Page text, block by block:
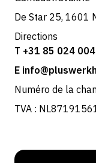
De Star 25, 1601
Directions
T +31 85 024
E
Numéro de la
TVA :